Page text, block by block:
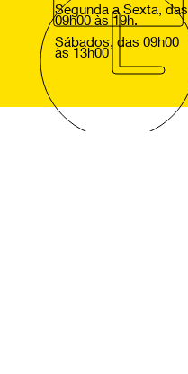
Segunda a Sexta, das
09h00 às 19h.
Sábados, das 09h00
às 13h00